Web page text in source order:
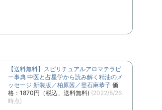
【送料無料】スピリチュアルアロマテラピ
ー事典 中医と占星学から読み解く精油のメ
ッセージ 新装版／柏原茜／登石麻恭子 価
格：1870円（税込、送料無料) (2022/8/26
時点)